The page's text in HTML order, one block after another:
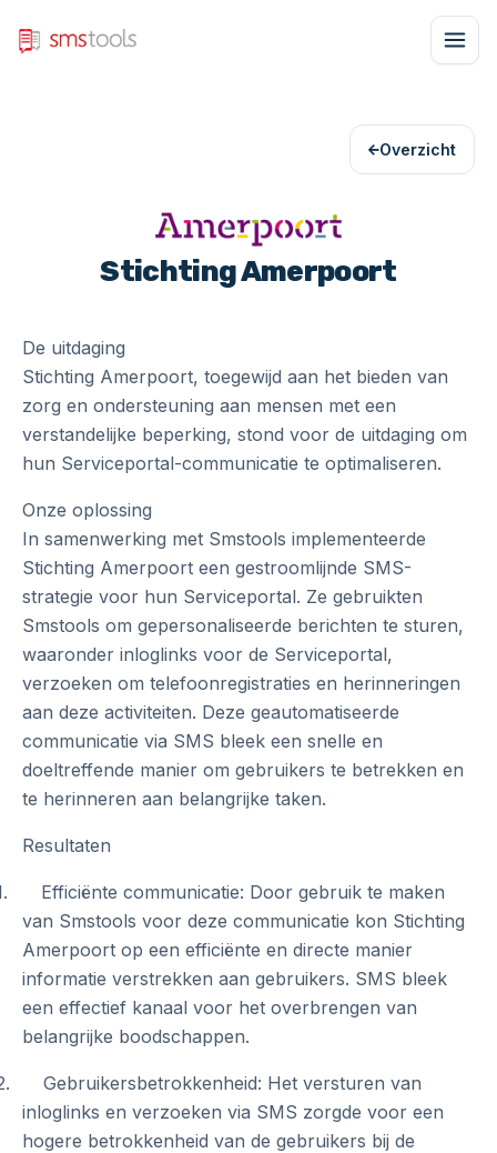
Overzicht
Stichting Amerpoort
De uitdaging
Stichting Amerpoort, toegewijd aan het bieden van
zorg en ondersteuning aan mensen met een
verstandelijke beperking, stond voor de uitdaging om
hun Serviceportal-communicatie te optimaliseren.
Onze oplossing
In samenwerking met Smstools implementeerde
Stichting Amerpoort een gestroomlijnde SMS-
strategie voor hun Serviceportal. Ze gebruikten
Smstools om gepersonaliseerde berichten te sturen,
waaronder inloglinks voor de Serviceportal,
verzoeken om telefoonregistraties en herinneringen
aan deze activiteiten. Deze geautomatiseerde
communicatie via SMS bleek een snelle en
doeltreffende manier om gebruikers te betrekken en
te herinneren aan belangrijke taken.
Resultaten
Efficiënte communicatie: Door gebruik te maken
van Smstools voor deze communicatie kon Stichting
Amerpoort op een efficiënte en directe manier
informatie verstrekken aan gebruikers. SMS bleek
een effectief kanaal voor het overbrengen van
belangrijke boodschappen.
Gebruikersbetrokkenheid: Het versturen van
inloglinks en verzoeken via SMS zorgde voor een
hogere betrokkenheid van de gebruikers bij de